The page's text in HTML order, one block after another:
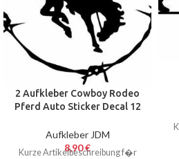
2 Aufkleber Cowboy Rodeo
Pferd Auto Sticker Decal 12
Aufkleber JDM
8,90€
Kurze Artikelbeschreibung f�r